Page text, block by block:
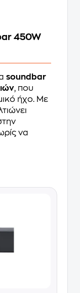
450W
soundbar
, που
ήχο. Με
να